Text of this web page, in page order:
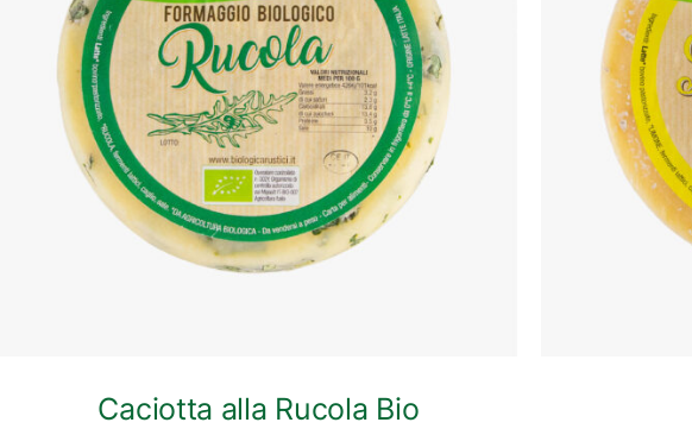
ANTEPRIMA RAPIDA
Caciotta alla Rucola Bio